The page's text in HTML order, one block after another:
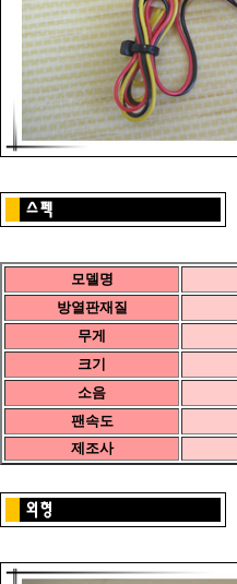
모델명
방열판재질
무게
크기
소음
팬속도
제조사